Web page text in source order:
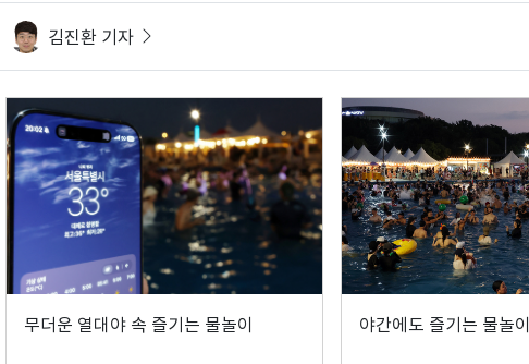
김진환 기자
무더운 열대야 속 즐기는 물놀이 야간에도 즐기는 물놀이